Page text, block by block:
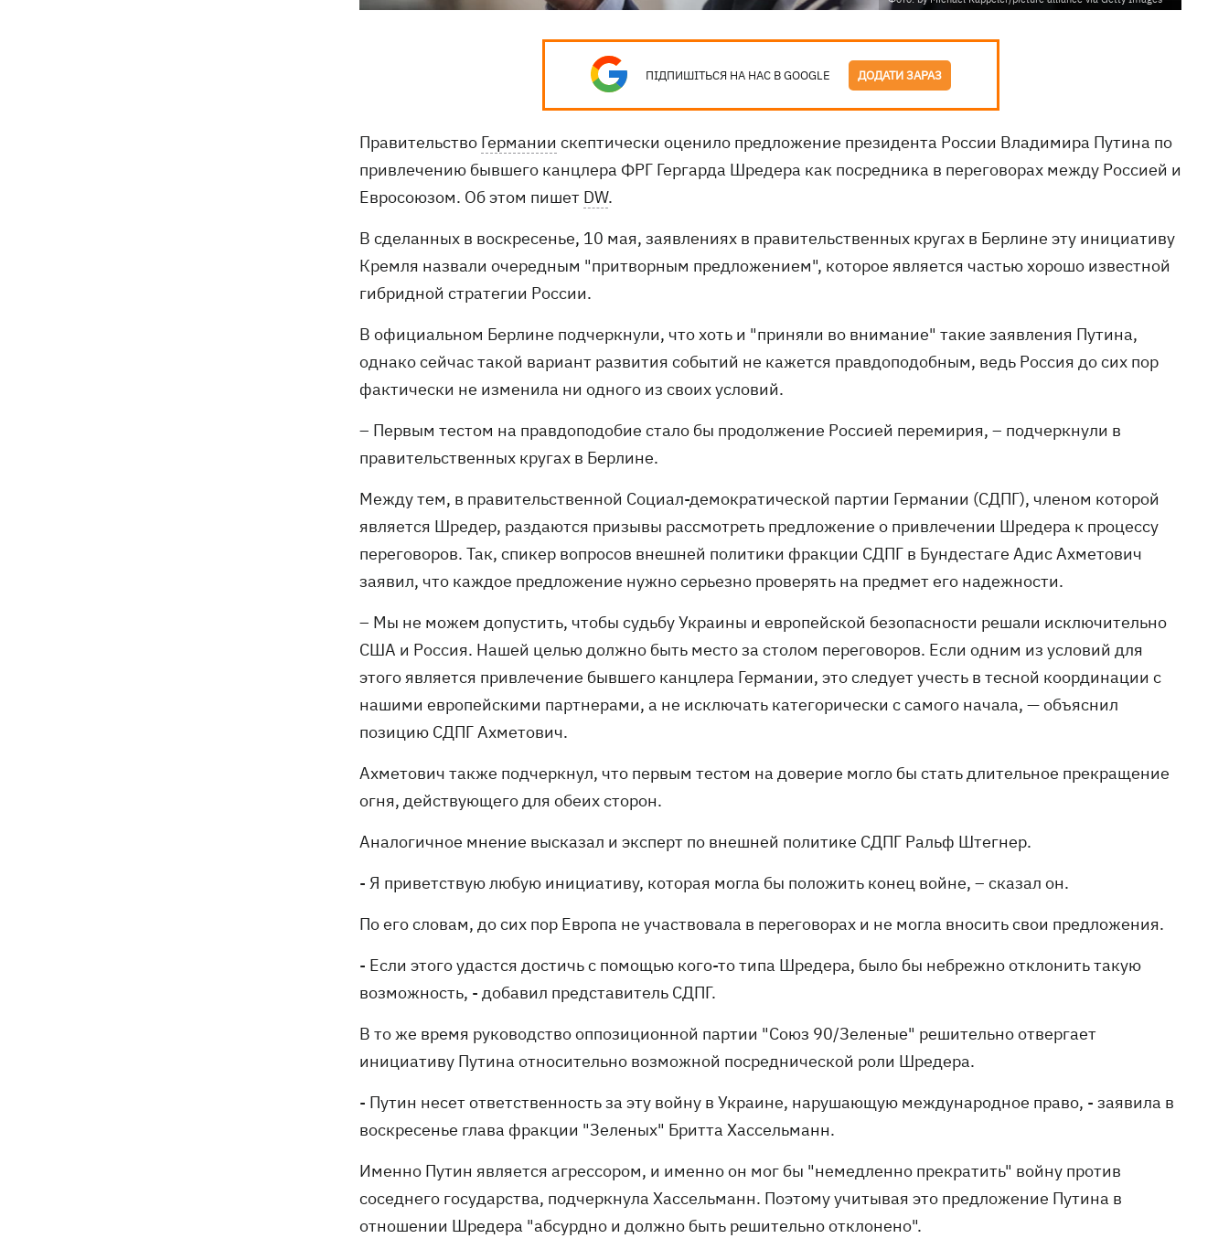
ПІДПИШІТЬСЯ НА НАС В GOOGLE ДОДАТИ ЗАРАЗ
Правительство Германии скептически оценило предложение президента России Владимира Путина по
привлечению бывшего канцлера ФРГ Гергарда Шредера как посредника в переговорах между Россией и
Евросоюзом. Об этом пишет DW.
В сделанных в воскресенье, 10 мая, заявлениях в правительственных кругах в Берлине эту инициативу
Кремля назвали очередным "притворным предложением", которое является частью хорошо известной
гибридной стратегии России.
В официальном Берлине подчеркнули, что хоть и "приняли во внимание" такие заявления Путина,
однако сейчас такой вариант развития событий не кажется правдоподобным, ведь Россия до сих пор
фактически не изменила ни одного из своих условий.
– Первым тестом на правдоподобие стало бы продолжение Россией перемирия, – подчеркнули в
правительственных кругах в Берлине.
Между тем, в правительственной Социал-демократической партии Германии (СДПГ), членом которой
является Шредер, раздаются призывы рассмотреть предложение о привлечении Шредера к процессу
переговоров. Так, спикер вопросов внешней политики фракции СДПГ в Бундестаге Адис Ахметович
заявил, что каждое предложение нужно серьезно проверять на предмет его надежности.
– Мы не можем допустить, чтобы судьбу Украины и европейской безопасности решали исключительно
США и Россия. Нашей целью должно быть место за столом переговоров. Если одним из условий для
этого является привлечение бывшего канцлера Германии, это следует учесть в тесной координации с
нашими европейскими партнерами, а не исключать категорически с самого начала, — объяснил
позицию СДПГ Ахметович.
Ахметович также подчеркнул, что первым тестом на доверие могло бы стать длительное прекращение
огня, действующего для обеих сторон.
Аналогичное мнение высказал и эксперт по внешней политике СДПГ Ральф Штегнер.
- Я приветствую любую инициативу, которая могла бы положить конец войне, – сказал он.
По его словам, до сих пор Европа не участвовала в переговорах и не могла вносить свои предложения.
- Если этого удастся достичь с помощью кого-то типа Шредера, было бы небрежно отклонить такую ​​
возможность, - добавил представитель СДПГ.
В то же время руководство оппозиционной партии "Союз 90/Зеленые" решительно отвергает
инициативу Путина относительно возможной посреднической роли Шредера.
- Путин несет ответственность за эту войну в Украине, нарушающую международное право, - заявила в
воскресенье глава фракции "Зеленых" Бритта Хассельманн.
Именно Путин является агрессором, и именно он мог бы "немедленно прекратить" войну против
соседнего государства, подчеркнула Хассельманн. Поэтому учитывая это предложение Путина в
отношении Шредера "абсурдно и должно быть решительно отклонено".